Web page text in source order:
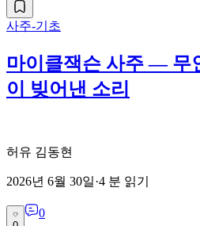
사주-기초
마이클잭슨 사주 — 무
이 빚어낸 소리
허유 김동현
2026년 6월 30일·4 분 읽기
0